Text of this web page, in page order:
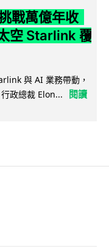
戰萬億年收
空 Starlink 覆
與 AI 業務帶動，
政總裁 Elon...
閱讀